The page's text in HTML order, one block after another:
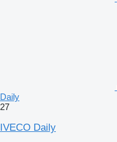
Daily
27
IVECO Daily